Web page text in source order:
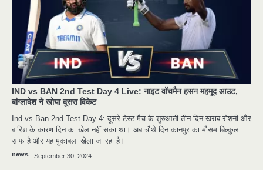
IND vs BAN 2nd Test Day 4 Live: नाइट वॉचमैन हसन महमूद आउट,
बांग्लादेश ने खोया दूसरा विकेट
Ind vs Ban 2nd Test Day 4: दूसरे टेस्ट मैच के शुरुआती तीन दिन खराब रोशनी और
बारिश के कारण दिन का खेल नहीं सका था। अब चौथे दिन कानपुर का मौसम बिल्कुल
साफ है और यह मुकाबला खेला जा रहा है।
news September 30, 2024